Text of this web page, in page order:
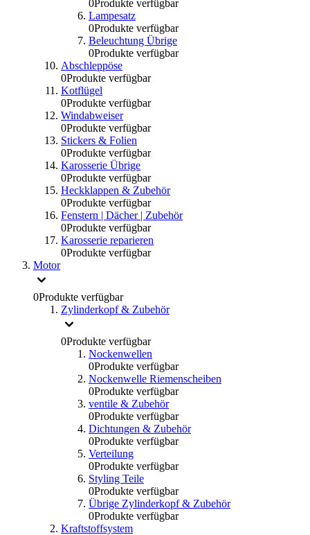
0Produkte verfügbar
Lampesatz
0Produkte verfügbar
Beleuchtung Übrige
0Produkte verfügbar
Abschleppöse
0Produkte verfügbar
Kotflügel
0Produkte verfügbar
Windabweiser
0Produkte verfügbar
Stickers & Folien
0Produkte verfügbar
Karosserie Übrige
0Produkte verfügbar
Heckklappen & Zubehör
0Produkte verfügbar
Fenstern | Dächer | Zubehör
0Produkte verfügbar
Karosserie reparieren
0Produkte verfügbar
Motor
0Produkte verfügbar
Zylinderkopf & Zubehör
0Produkte verfügbar
Nockenwellen
0Produkte verfügbar
Nockenwelle Riemenscheiben
0Produkte verfügbar
ventile & Zubehör
0Produkte verfügbar
Dichtungen & Zubehör
0Produkte verfügbar
Verteilung
0Produkte verfügbar
Styling Teile
0Produkte verfügbar
Übrige Zylinderkopf & Zubehör
0Produkte verfügbar
Kraftstoffsystem